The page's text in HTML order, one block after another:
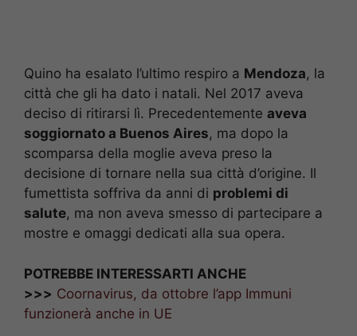
Quino ha esalato l’ultimo respiro a Mendoza, la
città che gli ha dato i natali. Nel 2017 aveva
deciso di ritirarsi lì. Precedentemente aveva
soggiornato a Buenos Aires, ma dopo la
scomparsa della moglie aveva preso la
decisione di tornare nella sua città d’origine. Il
fumettista soffriva da anni di problemi di
salute, ma non aveva smesso di partecipare a
mostre e omaggi dedicati alla sua opera.
POTREBBE INTERESSARTI ANCHE
>>> Coornavirus, da ottobre l’app Immuni
funzionerà anche in UE